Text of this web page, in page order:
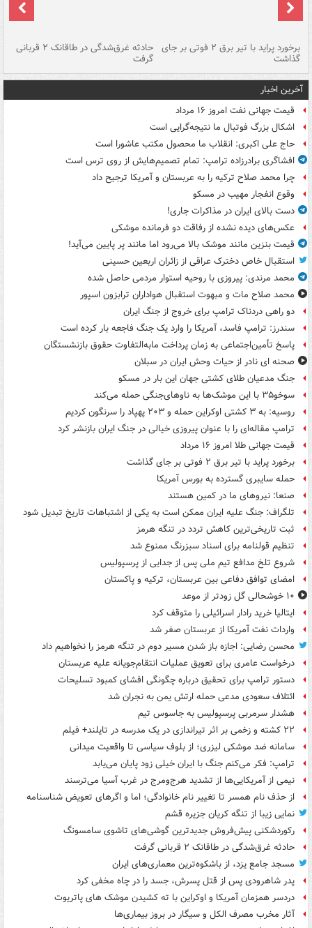
برخورد پراید با تیر برق ۲ فوتی بر جای
گذاشت
حادثه غرق‌شدگی در طاقانک ۲ قربانی
گرفت
آخرین اخبار
قیمت جهانی نفت امروز ۱۶ مرداد
اشکال بزرگ فوتبال ما نتیجه‌گرایی است
حاج علی اکبری: انقلاب ما محصول مکتب عاشورا است
افشاگری برادرزاده ترامپ: تمام تصمیم‌هایش از روی ترس است
چرا محمد صلاح ترکیه را به عربستان و آمریکا ترجیح داد
وقوع انفجار مهیب در مسکو
دست بالای ایران در مذاکرات جاری!
عکس‌های دیده نشده از رفاقت دو فرمانده‌ موشکی
قیمت بنزین مانند موشک بالا می‌رود اما مانند پر پایین می‌آید!
استقبال خاص دخترک عراقی از زائران اربعین حسینی
محمد مرندی: پیروزی با روحیه استوار مردمی حاصل شده
محمد صلاح مات و مبهوت استقبال هواداران ترابزون اسپور
دو راهی دردناک ترامپ برای خروج از جنگ ایران
سندرز: ترامپ فاسد، آمریکا را وارد یک جنگ فاجعه بار کرده است
پاسخ تأمین‌اجتماعی به زمان پرداخت مابه‌التفاوت حقوق بازنشستگان
صحنه ای نادر از حیات وحش ایران در سبلان
جنگ مدعیان طلای کشتی جهان این بار در مسکو
سوخو۳۵ با این موشک‌ها به ناوهای‌جنگی حمله می‌کند
روسیه: به ۳ کشتی اوکراین حمله و ۲۰۳ پهپاد را سرنگون کردیم
ترامپ مقاله‌ای را با عنوان پیروزی خیالی در جنگ ایران بازنشر کرد
قیمت جهانی طلا امروز ۱۶ مرداد
برخورد پراید با تیر برق ۲ فوتی بر جای گذاشت
حمله سایبری گسترده به بورس آمریکا
صنعا: نیروهای ما در کمین‌ هستند
تلگراف: جنگ علیه ایران ممکن است به یکی از اشتباهات تاریخ تبدیل شود
ثبت تاریخی‌ترین کاهش تردد در تنگه هرمز
تنظیم قولنامه برای اسناد سبزرنگ ممنوع شد
شروع تلخ مدافع تیم ملی پس از جدایی از پرسپولیس
امضای توافق دفاعی بین عربستان، ترکیه و پاکستان
۱۰ خوشحالی گل زودتر از موعد
ایتالیا خرید رادار اسرائیلی را متوقف کرد
واردات نفت آمریکا از عربستان صفر شد
محسن رضایی: اجازه باز شدن مسیر دوم در تنگه هرمز را نخواهیم داد
درخواست عامری برای تعویق عملیات انتقام‌جویانه علیه عربستان
دستور ترامپ برای تحقیق درباره چگونگی افشای کمبود تسلیحات
ائتلاف سعودی مدعی حمله ارتش یمن به نجران شد
هشدار سرمربی پرسپولیس به جاسوس تیم
۲۲ کشته و زخمی بر اثر تیراندازی در یک مدرسه در تایلند+ فیلم
سامانه ضد موشکی لیزری؛ از بلوف سیاسی تا واقعیت میدانی
ترامپ: فکر می‌کنم جنگ با ایران خیلی زود پایان می‌یابد
نیمی از آمریکایی‌ها از تشدید هرج‌ومرج در غرب آسیا می‌ترسند
از حذف نام همسر تا تغییر نام خانوادگی؛ اما و اگرهای تعویض شناسنامه
نمایی زیبا از تنگه کریان جزیره قشم
رکوردشکنی پیش‌فروش جدیدترین گوشی‌های تاشوی سامسونگ
حادثه غرق‌شدگی در طاقانک ۲ قربانی گرفت
مسجد جامع یزد، از باشکوه‌ترین معماری‌های ایران
پدر شاهرودی پس از قتل پسرش، جسد را در چاه مخفی کرد
دردسر همزمان آمریکا و اوکراین با ته کشیدن موشک های پاتریوت
آثار مخرب مصرف الکل و سیگار در بروز بیماری‌ها